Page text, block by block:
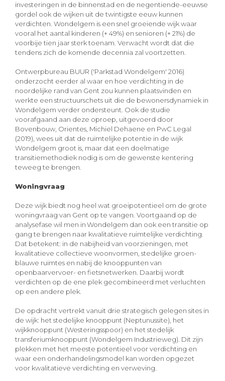
investeringen in de binnenstad en de negentiende-eeuwse
gordel ook de wijken uit de twintigste eeuw kunnen
verdichten. Wondelgem is een snel groeiende wijk waar
vooral het aantal kinderen (+ 49%) en senioren (+ 21%) de
voorbije tien jaar sterk toenam. Verwacht wordt dat die
tendens zich de komende decennia zal voortzetten.
Ontwerpbureau BUUR ('Parkstad Wondelgem' 2016)
onderzocht eerder al waar en hoe verdichting in de
noordelijke rand van Gent zou kunnen plaatsvinden en
werkte een structuurschets uit die de bewonersdynamiek in
Wondelgem verder ondersteunt. Ook de studie
voorafgaand aan deze oproep, uitgevoerd door
Bovenbouw, Orientes, Michiel Dehaene en PwC Legal
(2019), wees uit dat de ruimtelijke potentie in de wijk
Wondelgem groot is, maar dat een doelmatige
transitiemethodiek nodig is om de gewenste kentering
teweeg te brengen.
Woningvraag
Deze wijk biedt nog heel wat groeipotentieel om de grote
woningvraag van Gent op te vangen. Voortgaand op de
analysefase wil men in Wondelgem dan ook een transitie op
gang te brengen naar kwalitatieve ruimtelijke verdichting.
Dat betekent: in de nabijheid van voorzieningen, met
kwalitatieve collectieve woonvormen, stedelijke groen-
blauwe ruimtes en nabij de knooppunten van
openbaarvervoer- en fietsnetwerken. Daarbij wordt
verdichten op de ene plek gecombineerd met verluchten
op een andere plek.
De opdracht vertrekt vanuit drie strategisch gelegen sites in
de wijk: het stedelijke knooppunt (Neptunussite), het
wijkknooppunt (Westeringsspoor) en het stedelijk
transferiumknooppunt (Wondelgem Industrieweg). Dit zijn
plekken met het meeste potentieel voor verdichting en
waar een onderhandelingsmodel kan worden opgezet
voor kwalitatieve verdichting en verweving.